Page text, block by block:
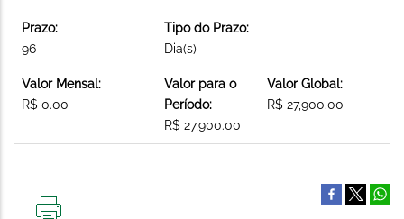
Prazo:
96
Tipo do Prazo:
Dia(s)
Valor Mensal:
R$ 0.00
Valor para o
Período:
R$ 27,900.00
Valor Global:
R$ 27,900.00